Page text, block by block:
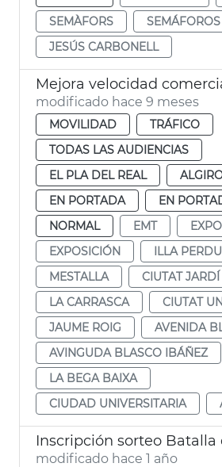
SEMÀFORS
SEMÁFOROS
JESÚS CARBONELL
modificado hace 9 meses
MOVILIDAD
TRÁFICO
TODAS LAS AUDIENCIAS
EL PLA DEL REAL
EN PORTADA
EN
NORMAL
EMT
EXPOSICIÓN
ILLA
MESTALLA
CIUTAT JARDÍ
LA CARRASCA
CIUTAT
JAUME ROIG
AVENIDA
AVINGUDA BLASCO IBÁÑEZ
LA BEGA BAIXA
CIUDAD UNIVERSITARIA
modificado hace 1 año